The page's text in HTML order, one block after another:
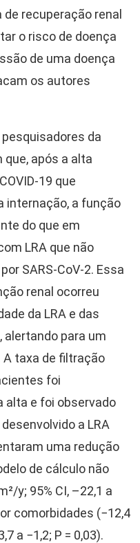
recuperação renal
o risco de doença
de uma doença
os autores
da
que, após a alta
19 que
internação, a função
do que em
LRA que não
SARS-CoV-2. Essa
renal ocorreu
da LRA e das
para um
A taxa de filtração
foi
alta e foi observado
a LRA
uma redução
de cálculo não
y; 95% CI, –22,1 a
comorbidades (−12,4
a −1,2; P = 0,03).